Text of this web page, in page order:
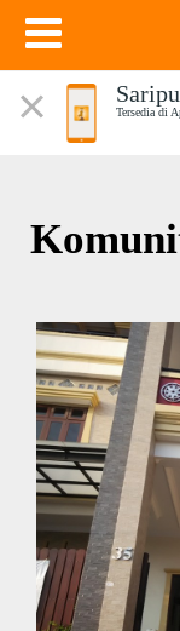
Tersedia di